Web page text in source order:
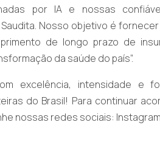
por IA e nossas
Nosso objetivo é
de longo prazo de
da saúde do país”.
excelência, intensidade e
do Brasil! Para continuar
nossas redes sociais: Instagram